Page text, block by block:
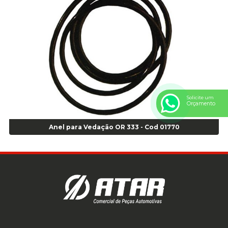
Anel Centralizador Renault 4pçs - Marrom - Cod 01467
Anel Centralizador Toyota 4pçs - Preto - Cod 01335
Anel Centralizador VW 4pçs - Laranja - Cod 00520
Anel de vedação Jumbo OR-224 TG - Cod: 03749
Anel de vedação Jumbo OR-449 Cod: 03752
Anel p/ montagem de pneu s/cam aro 22,5 - Cod 00166
Anel para Montagem do Pneu Sem Câmara Aro 24,5 - Cod 02935
Anel para Vedação OR 25 - Cod 01766
Anel para Vedação OR 325 - Cod 03390
Anel para Vedação OR 325 Nacional -Cod 01768
Anel para Vedação OR 329 - Cod 01769
Anel para Vedação OR 335 Importado - Cod 01771
Anel para Vedação OR 339 - Cod 01772
Anel para Vedação OR 345 - Cod 01773
Anel para Vedação OR 333 - Cod 01770
Solicite um
Orçamento